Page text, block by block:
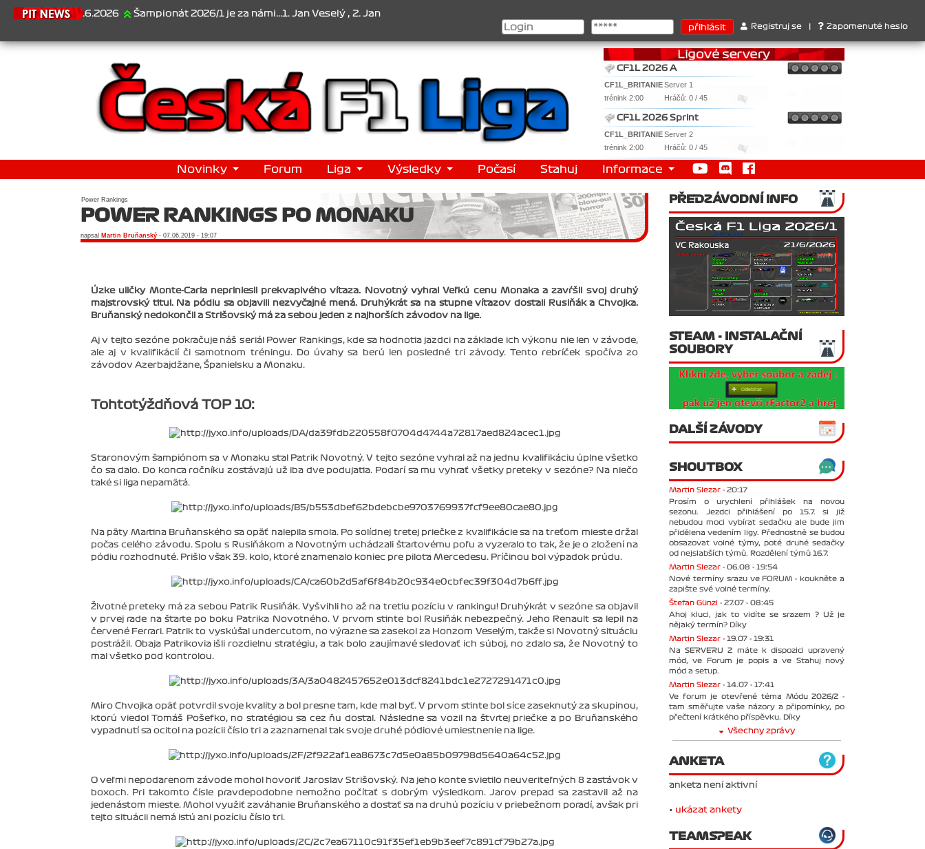
21.6.2026 Šampionát 2026/1 je za námi...1. Jan Veselý , 2. Jan Nováček , 3. Jakub Chmelík , Pohár konstruktérů : 1. Ferrari . 2. Williams , 3. RedBull ..... SprintCup - 1. Jan Nováček , 2.
Registruj se Zapomenuté heslo
CF1L 2026 A
CF1L_BRITANIEServer 1
trénink 2:00
Hráčů: 0 / 45
CF1L 2026 Sprint
CF1L_BRITANIEServer 2
trénink 2:00
Hráčů: 0 / 45
Novinky Forum Liga Výsledky Počasí Stahuj Informace
Power Rankings
POWER RANKINGS PO MONAKU
napsal Martin Bruňanský - 07.06.2019 - 19:07
Úzke uličky Monte-Carla nepriniesli prekvapivého víťaza. Novotný vyhral Veľkú cenu Monaka a zavŕšil svoj druhý
majstrovský titul. Na pódiu sa objavili nezvyčajné mená. Druhýkrát sa na stupne víťazov dostali Rusiňák a Chvojka.
Bruňanský nedokončil a Strišovský má za sebou jeden z najhorších závodov na lige.
Aj v tejto sezóne pokračuje náš seriál Power Rankings, kde sa hodnotia jazdci na základe ich výkonu nie len v závode,
ale aj v kvalifikácií či samotnom tréningu. Do úvahy sa berú len posledné tri závody. Tento rebríček spočíva zo
závodov Azerbajdžane, Španielsku a Monaku.
Tohtotýždňová TOP 10:
Staronovým šampiónom sa v Monaku stal Patrik Novotný. V tejto sezóne vyhral až na jednu kvalifikáciu úplne všetko
čo sa dalo. Do konca ročníku zostávajú už iba dve podujatia. Podarí sa mu vyhrať všetky preteky v sezóne? Na niečo
také si liga nepamätá.
Na päty Martina Bruňanského sa opäť nalepila smola. Po solídnej tretej priečke z kvalifikácie sa na treťom mieste držal
počas celého závodu. Spolu s Rusiňákom a Novotným uchádzali štartovému poľu a vyzeralo to tak, že je o zložení na
pódiu rozhodnuté. Prišlo však 39. kolo, ktoré znamenalo koniec pre pilota Mercedesu. Príčinou bol výpadok prúdu.
Životné preteky má za sebou Patrik Rusiňák. Vyšvihli ho až na tretiu pozíciu v rankingu! Druhýkrát v sezóne sa objavil
v prvej rade na štarte po boku Patrika Novotného. V prvom stinte bol Rusiňák nebezpečný. Jeho Renault sa lepil na
červené Ferrari. Patrik to vyskúšal undercutom, no výrazne sa zasekol za Honzom Veselým, takže si Novotný situáciu
postrážil. Obaja Patrikovia išli rozdielnu stratégiu, a tak bolo zaujímavé sledovať ich súboj, no zdalo sa, že Novotný to
mal všetko pod kontrolou.
Miro Chvojka opäť potvrdil svoje kvality a bol presne tam, kde mal byť. V prvom stinte bol síce zaseknutý za skupinou,
ktorú viedol Tomáš Pošefko, no stratégiou sa cez ňu dostal. Následne sa vozil na štvrtej priečke a po Bruňanského
vypadnutí sa ocitol na pozícii číslo tri a zaznamenal tak svoje druhé pódiové umiestnenie na lige.
O veľmi nepodarenom závode mohol hovoriť Jaroslav Strišovský. Na jeho konte svietilo neuveriteľných 8 zastávok v
boxoch. Pri takomto čísle pravdepodobne nemožno počítať s dobrým výsledkom. Jarov prepad sa zastavil až na
jedenástom mieste. Mohol využiť zaváhanie Bruňanského a dostať sa na druhú pozíciu v priebežnom poradí, avšak pri
tejto situácii nemá istú ani pozíciu číslo tri.
PŘEDZÁVODNÍ INFO
STEAM - INSTALAČNÍ
SOUBORY
DALŠÍ ZÁVODY
SHOUTBOX
Martin Slezar - 20:17
Prosím o urychlení přihlášek na novou
sezonu. Jezdci přihlášení po 15.7. si již
nebudou moci vybírat sedačku ale bude jim
přidělena vedením ligy. Přednostně se budou
obsazovat volné týmy, poté druhé sedačky
od nejslabších týmů. Rozdělení týmů 16.7.
Martin Slezar - 06.08 - 19:54
Nové termíny srazu ve FORUM - koukněte a
zapište své volné termíny.
Štefan Günzl - 27.07 - 08:45
Ahoj kluci, jak to vidíte se srazem ? Už je
nějaký termín? Díky
Martin Slezar - 19.07 - 19:31
Na SERVERU 2 máte k dispozici upravený
mód, ve Forum je popis a ve Stahuj nový
mód a setup.
Martin Slezar - 14.07 - 17:41
Ve forum je otevřené téma Módu 2026/2 -
tam směřujte vaše názory a připomínky, po
přečtení krátkého příspěvku. Díky
Všechny zprávy
ANKETA
anketa není aktivní
• ukázat ankety
TEAMSPEAK